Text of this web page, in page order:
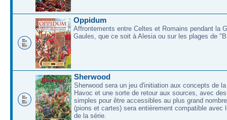
Oppidum
Affrontements entre Celtes et Romains pendant la
Gaules, que ce soit à Alesia ou sur les plages de
Sherwood
Sherwood sera un jeu d'initiation aux concepts de
Havoc et une sorte de retour aux sources, avec
simples pour être accessibles au plus grand
(pions et cartes) sera entièrement compatible avec
de la série.